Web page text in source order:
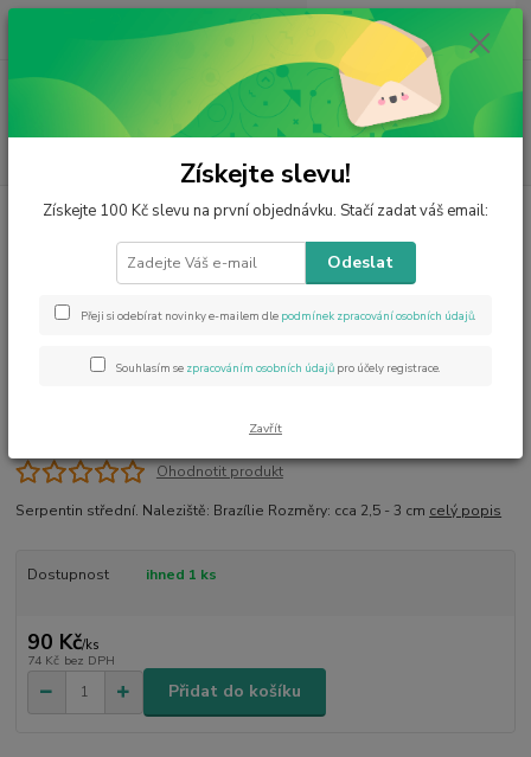
ks
0 Kč
Úvod Výrobky z minerálů Tromlované Serpentin střední
Serpentin střední
Ohodnotit produkt
Serpentin střední. Naleziště: Brazílie Rozměry: cca 2,5 - 3 cm celý popis
Dostupnost ihned 1 ks
90 Kč/ks
74 Kč bez DPH
Přidat do košíku
Získejte slevu!
Získejte 100 Kč slevu na první objednávku. Stačí zadat váš email:
Odeslat
Přeji si odebírat novinky e-mailem dle podmínek zpracování osobních údajů.
Souhlasím se zpracováním osobních údajů pro účely registrace.
Zavřít